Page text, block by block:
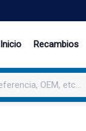
Inicio Recambios